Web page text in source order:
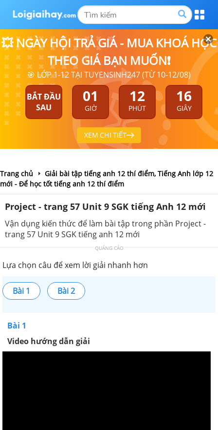
💥 NGÀY HỘI TRẢ GIÁ - MUA KHOÁ HỌC
THEO GIÁ BẠN MUỐN❗
🎯 LỚP 1-12 TẠI TUYENSINH247 (TỪ 10-12/08)
BẮT ĐẦU
SAU
01
GIỜ
12
PHÚT
16
GIÂY
XEM CHI TIẾT
Trang chủ
Giải bài tập tiếng anh 12 thí điểm, Tiếng Anh lớp 12
mới - Để học tốt tiếng anh 12 thí điểm
Project - trang 57 Unit 9 SGK tiếng Anh 12 mới
Vận dụng kiến thức để làm bài tập trong phần Project -
trang 57 Unit 9 SGK tiếng anh 12 mới
QUẢNG CÁO
Lựa chọn câu để xem lời giải nhanh hơn
Bài 1 Bài 2
Bài 1
Video hướng dẫn giải